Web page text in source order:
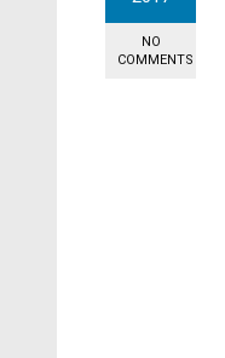
NO
COMMENTS